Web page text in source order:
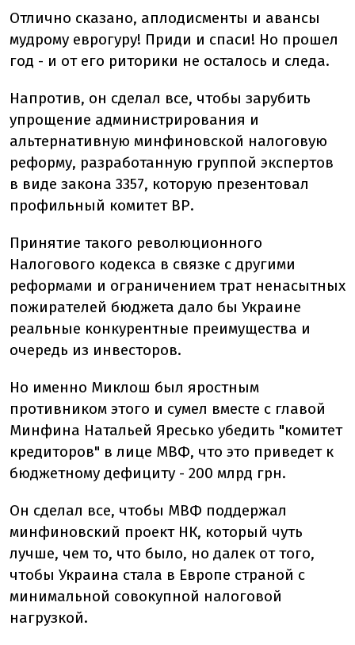
Отлично сказано, аплодисменты и авансы
мудрому еврогуру! Приди и спаси! Но прошел
год - и от его риторики не осталось и следа.
Напротив, он сделал все, чтобы зарубить
упрощение администрирования и
альтернативную минфиновской налоговую
реформу, разработанную группой экспертов
в виде закона 3357, которую презентовал
профильный комитет ВР.
Принятие такого революционного
Налогового кодекса в связке с другими
реформами и ограничением трат ненасытных
пожирателей бюджета дало бы Украине
реальные конкурентные преимущества и
очередь из инвесторов.
Но именно Миклош был яростным
противником этого и сумел вместе с главой
Минфина Натальей Яресько убедить "комитет
кредиторов" в лице МВФ, что это приведет к
бюджетному дефициту - 200 млрд грн.
Он сделал все, чтобы МВФ поддержал
минфиновский проект НК, который чуть
лучше, чем то, что было, но далек от того,
чтобы Украина стала в Европе страной с
минимальной совокупной налоговой
нагрузкой.